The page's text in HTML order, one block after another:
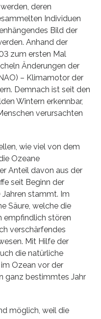
deren
Individuen
Bild der
Anhand der
zum ersten Mal
Änderungen der
– Klimamotor der
Demnach ist seit den
Wintern erkennbar,
verursachten
wie viel von dem
Ozeane
Anteil davon aus der
seit Beginn der
stammt. Im
Säure, welche die
empfindlich stören
verschärfendes
Mit Hilfe der
die natürliche
Ozean vor der
ganz bestimmtes Jahr
möglich, weil die